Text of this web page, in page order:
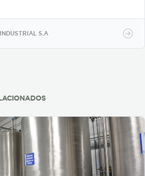
DISEÑOS DEL MERCADO.
NUESTRAS COLADERAS ESTÁN
DE POR VIDA.
S.A